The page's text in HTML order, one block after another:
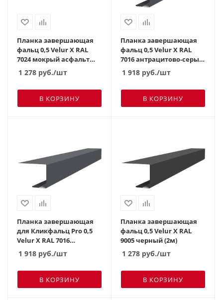
Планка завершающая
фальц 0,5 Velur X RAL
7024 мокрый асфальт
(2м)
1 278 руб./шт
В КОРЗИНУ
Планка завершающая
фальц 0,5 Velur X RAL
7016 антрацитово-серый
(3м)
1 918 руб./шт
В КОРЗИНУ
Планка завершающая
для Кликфальц Pro 0,5
Velur X RAL 7016
антрацитово-серый (3м)
1 918 руб./шт
В КОРЗИНУ
Планка завершающая
фальц 0,5 Velur X RAL
9005 черный (2м)
1 278 руб./шт
В КОРЗИНУ